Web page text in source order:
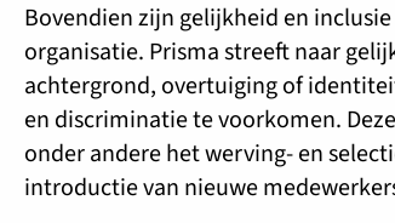
Bovendien zijn gelijkheid en
organisatie. Prisma streeft naar
achtergrond, overtuiging of
en discriminatie te voorkomen.
onder andere het werving- en
introductie van nieuwe